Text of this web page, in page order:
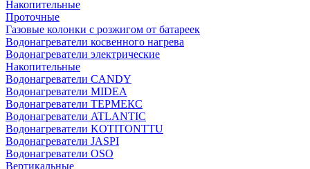
Накопительные
Проточные
Газовые колонки с розжигом от батареек
Водонагреватели косвенного нагрева
Водонагреватели электрические
Накопительные
Водонагреватели CANDY
Водонагреватели MIDEA
Водонагреватели ТЕРМЕКС
Водонагреватели ATLANTIC
Водонагреватели KOTITONTTU
Водонагреватели JASPI
Водонагреватели OSO
Вертикальные